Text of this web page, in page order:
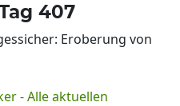
407
Eroberung von
- Alle aktuellen